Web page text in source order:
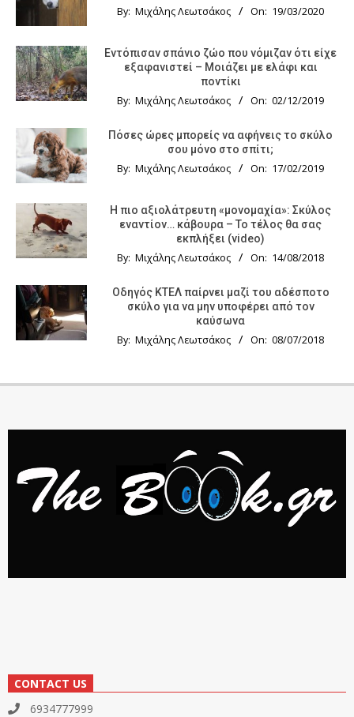
By: Μιχάλης Λεωτσάκος On: 19/03/2020
Εντόπισαν σπάνιο ζώο που νόμιζαν ότι είχε
εξαφανιστεί – Μοιάζει με ελάφι και
ποντίκι
By: Μιχάλης Λεωτσάκος On: 02/12/2019
Πόσες ώρες μπορείς να αφήνεις το σκύλο
σου μόνο στο σπίτι;
By: Μιχάλης Λεωτσάκος On: 17/02/2019
Η πιο αξιολάτρευτη «μονομαχία»: Σκύλος
εναντίον… κάβουρα – Το τέλος θα σας
εκπλήξει (video)
By: Μιχάλης Λεωτσάκος On: 14/08/2018
Οδηγός KTΕΛ παίρνει μαζί του αδέσποτο
σκύλο για να μην υποφέρει από τον
καύσωνα
By: Μιχάλης Λεωτσάκος On: 08/07/2018
CONTACT US
6934777999